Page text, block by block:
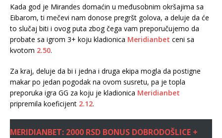
Kada god je Mirandes domaćin u međusobnim okršajima sa
Eibarom, ti mečevi nam donose pregršt golova, a deluje da će
to slučaj biti i ovog puta zbog čega vam preporučujemo da
probate sa igrom 3+ koju kladionica Meridianbet ceni sa
kvotom 2.50.
Za kraj, deluje da bi i jedna i druga ekipa mogla da postigne
makar po jedan pogodak na ovom susretu, pa je topla
preporuka igra GG za koju je kladionica Meridianbet
pripremila koeficijent 2.12.
MERIDIANBET: 2000 RSD BONUS DOBRODOŠLICE +